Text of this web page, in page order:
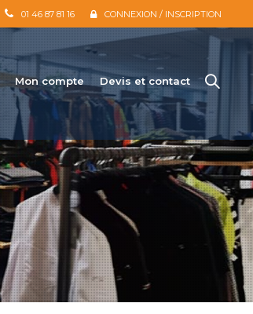
01 46 87 81 16 CONNEXION / INSCRIPTION
Mon compte Devis et contact